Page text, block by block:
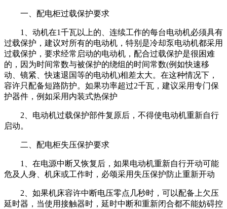
一、配电柜过载保护要求
1、动机在1千瓦以上的、连续工作的每台电动机必须具有
过载保护，建议对所有的电动机，特别是冷却泵电动机都采用
过载保护，要求经常启动的电动机，配合过载保护是很困难
的，因为时间常数与被保护的绕组的时间常数(例如快速移
动、镜紧、快速退国等的电动机)相差太大。在这种情况下，
容许只配备短路防护。如果功率超过2千瓦，建议采用专门保
护器件，例如采用内装式热保护
2、电动机过载保护部件复原后，不得使电动机重新自行
启动。
二、配电柜失压保护要求
1、在电源中断又恢复后，如果电动机重新自行开动可能
危及人身、机床或工作时，必颂采用失压保护防止重新开动
2、如果机床容许中断电压零点几秒时，可以配备上欠压
延时器，当使用接触器时，延时中断和重新闭合都不能妨碍控